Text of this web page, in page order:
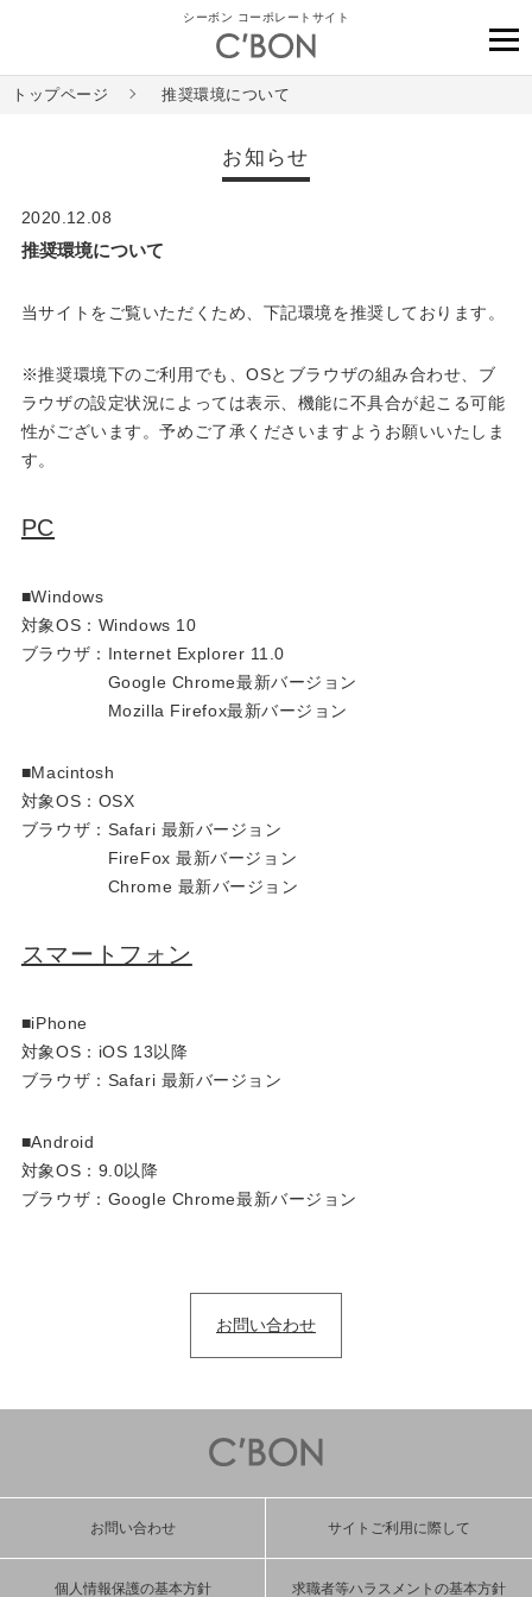
シーボン コーポレートサイト
トップページ 推奨環境について
お知らせ
2020.12.08
推奨環境について
当サイトをご覧いただくため、下記環境を推奨しております。
※推奨環境下のご利用でも、OSとブラウザの組み合わせ、ブ
ラウザの設定状況によっては表示、機能に不具合が起こる可能
性がございます。予めご了承くださいますようお願いいたしま
す。
PC
■Windows
対象OS：Windows 10
ブラウザ：Internet Explorer 11.0
Google Chrome最新バージョン
Mozilla Firefox最新バージョン
■Macintosh
対象OS：OSX
ブラウザ：Safari 最新バージョン
FireFox 最新バージョン
Chrome 最新バージョン
スマートフォン
■iPhone
対象OS：iOS 13以降
ブラウザ：Safari 最新バージョン
■Android
対象OS：9.0以降
ブラウザ：Google Chrome最新バージョン
お問い合わせ
お問い合わせ サイトご利用に際して
個人情報保護の基本方針 求職者等ハラスメントの基本方針